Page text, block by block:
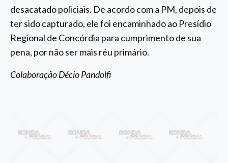
desacatado policiais. De acordo com a PM, depois de
ter sido capturado, ele foi encaminhado ao Presídio
Regional de Concórdia para cumprimento de sua
pena, por não ser mais réu primário.
Colaboração Décio Pandolfi